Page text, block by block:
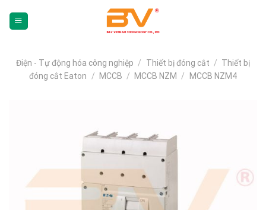
dịch)Điện - Tự động hóa công nghiệp / Thiết bị đóng cắt / Thiết bị
đóng cắt Eaton
/ MCCB / MCCB NZM / MCCB NZM4